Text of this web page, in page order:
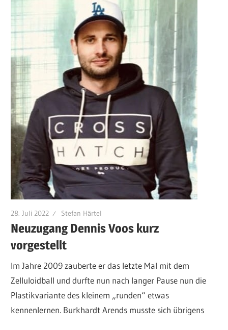
28. Juli 2022 Stefan Härtel
Neuzugang Dennis Voos kurz
vorgestellt
Im Jahre 2009 zauberte er das letzte Mal mit dem
Zelluloidball und durfte nun nach langer Pause nun die
Plastikvariante des kleinem „runden“ etwas
kennenlernen. Burkhardt Arends musste sich übrigens